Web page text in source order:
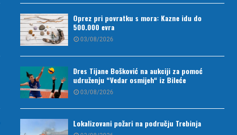
Oprez pri povratku s mora: Kazne idu do
500.000 evra
03/08/2026
Dres Tijane Bošković na aukciji za pomoć
udruženju “Vedar osmijeh“ iz Bileće
03/08/2026
Lokalizovani požari na području Trebinja